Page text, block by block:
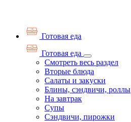
Готовая еда
Готовая еда
Смотреть весь раздел
Вторые блюда
Салаты и закуски
Блины, сэндвичи, роллы
На завтрак
Супы
Сэндвичи, пирожки